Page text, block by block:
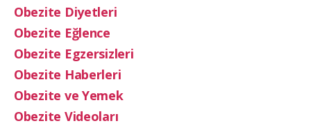
Obezite Diyetleri
Obezite Eğlence
Obezite Egzersizleri
Obezite Haberleri
Obezite ve Yemek
Obezite Videoları